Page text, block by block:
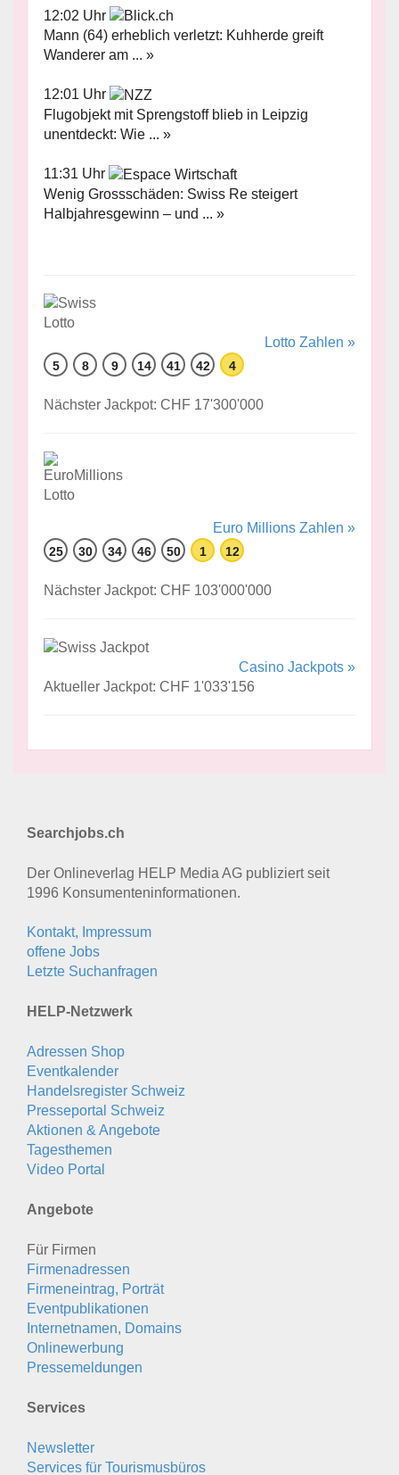
12:02 Uhr
Mann (64) erheblich verletzt: Kuhherde greift
Wanderer am ... »
12:01 Uhr
Flugobjekt mit Sprengstoff blieb in Leipzig
unentdeckt: Wie ... »
11:31 Uhr
Wenig Grossschäden: Swiss Re steigert
Halbjahresgewinn – und ... »
Lotto Zahlen »
5 8 9 14 41 42 4
Nächster Jackpot: CHF 17'300'000
Euro Millions Zahlen »
25 30 34 46 50 1 12
Nächster Jackpot: CHF 103'000'000
Casino Jackpots »
Aktueller Jackpot: CHF 1'033'156
Searchjobs.ch
Der Onlineverlag HELP Media AG publiziert seit
1996 Konsumenten­informationen.
Kontakt, Impressum
offene Jobs
Letzte Suchanfragen
HELP-Netzwerk
Adressen Shop
Eventkalender
Handelsregister Schweiz
Presseportal Schweiz
Aktionen & Angebote
Tagesthemen
Video Portal
Angebote
Für Firmen
Firmenadressen
Firmeneintrag, Porträt
Eventpublikationen
Internetnamen, Domains
Onlinewerbung
Pressemeldungen
Services
Newsletter
Services für Tourismusbüros